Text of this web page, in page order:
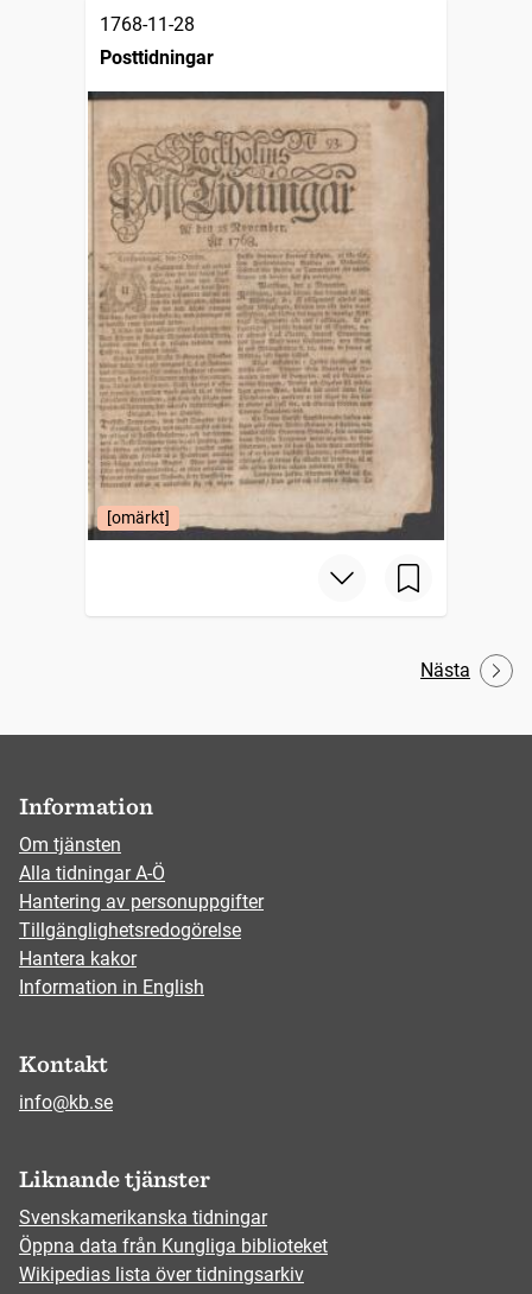
1768-11-28
Posttidningar
[omärkt]
Nästa
Information
Om tjänsten
Alla tidningar A-Ö
Hantering av personuppgifter
Tillgänglighetsredogörelse
Hantera kakor
Information in English
Kontakt
info@kb.se
Liknande tjänster
Svenskamerikanska tidningar
Öppna data från Kungliga biblioteket
Wikipedias lista över tidningsarkiv